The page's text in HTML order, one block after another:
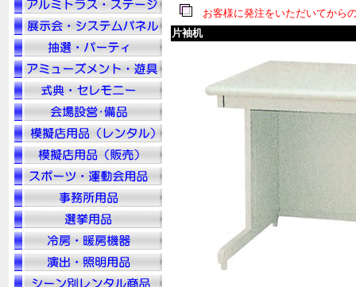
お客様に発注をいただいてから
片袖机